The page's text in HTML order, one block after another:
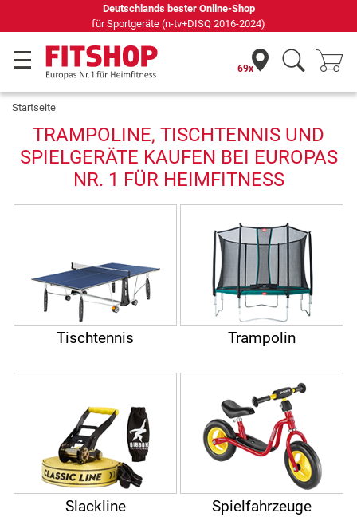
69x
Startseite
TRAMPOLINE, TISCHTENNIS UND
SPIELGERÄTE KAUFEN BEI EUROPAS
NR. 1 FÜR HEIMFITNESS
Tischtennis Trampolin
Slackline Spielfahrzeuge